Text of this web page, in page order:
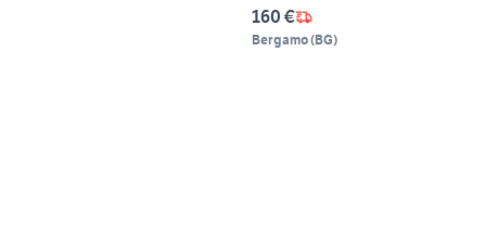
160 €
Bergamo(BG)